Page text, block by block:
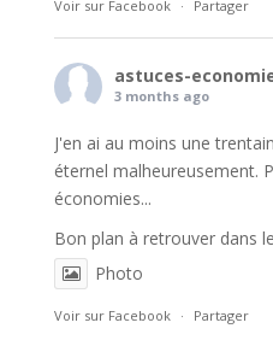
Voir sur Facebook · Partager
astuces-
3 months ago
J'en ai au moins une
éternel malheureusement.
économies...
Bon plan à retrouver dans
Photo
Voir sur Facebook · Partager